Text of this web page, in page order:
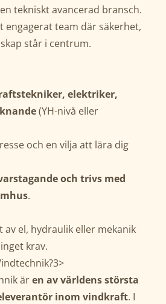
tekniskt avancerad bransch.
engagerat team där säkerhet,
står i centrum.
elektriker,
(YH-nivå eller
och en vilja att lära dig
och trivs med
.
av el, hydraulik eller mekanik
krav.
ären av världens största
inom vindkraft. I